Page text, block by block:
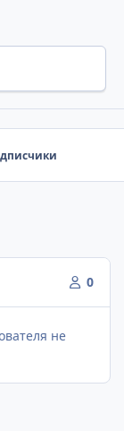
0
не